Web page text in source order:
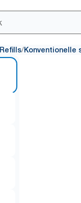
Refills/Konventionelle